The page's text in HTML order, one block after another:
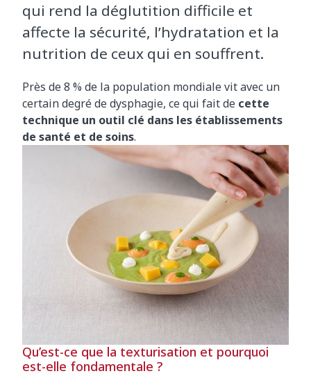
qui rend la déglutition difficile et
affecte la sécurité, l’hydratation et la
nutrition de ceux qui en souffrent.
Près de 8 % de la population mondiale vit avec un
certain degré de dysphagie, ce qui fait de cette
technique un outil clé dans les établissements
de santé et de soins.
Qu’est-ce que la texturisation et pourquoi
est-elle fondamentale ?